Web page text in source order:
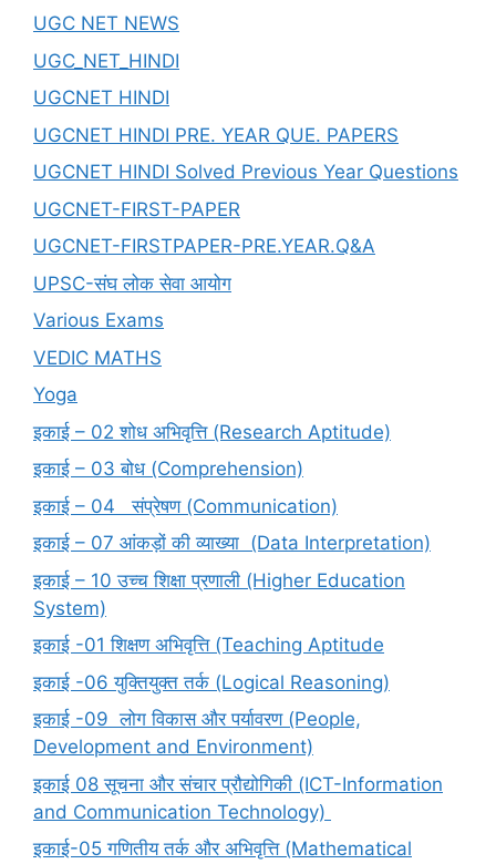
UGC NET NEWS
UGC_NET_HINDI
UGCNET HINDI
UGCNET HINDI PRE. YEAR QUE. PAPERS
UGCNET HINDI Solved Previous Year Questions
UGCNET-FIRST-PAPER
UGCNET-FIRSTPAPER-PRE.YEAR.Q&A
UPSC-संघ लोक सेवा आयोग
Various Exams
VEDIC MATHS
Yoga
इकाई – 02 शोध अभिवृत्ति (Research Aptitude)
इकाई – 03 बोध (Comprehension)
इकाई – 04 संप्रेषण (Communication)
इकाई – 07 आंकड़ों की व्याख्या (Data Interpretation)
इकाई – 10 उच्च शिक्षा प्रणाली (Higher Education
System)
इकाई -01 शिक्षण अभिवृत्ति (Teaching Aptitude
इकाई -06 युक्तियुक्त तर्क (Logical Reasoning)
इकाई -09 लोग विकास और पर्यावरण (People,
Development and Environment)
इकाई 08 सूचना और संचार प्रौद्योगिकी (ICT-Information
and Communication Technology)
इकाई-05 गणितीय तर्क और अभिवृत्ति (Mathematical